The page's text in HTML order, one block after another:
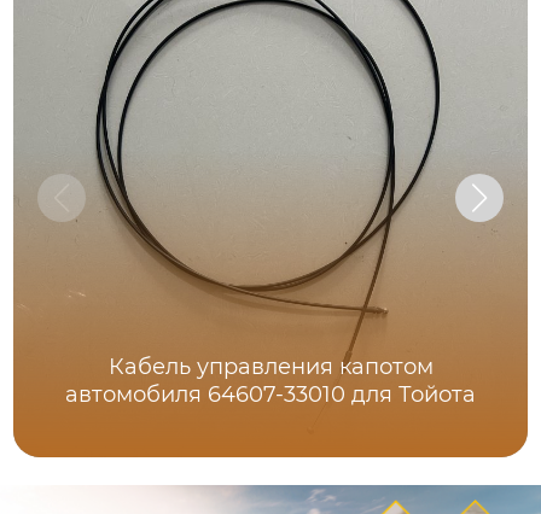
Кабель управления капотом
автомобиля 64607-33010 для Тойота